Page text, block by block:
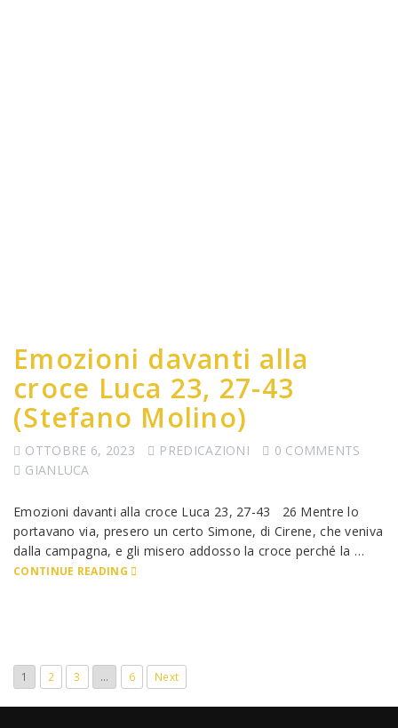
Emozioni davanti alla
croce Luca 23, 27-43
(Stefano Molino)
OTTOBRE 6, 2023 PREDICAZIONI
0 COMMENTS
GIANLUCA
Emozioni davanti alla croce Luca 23, 27-43 26 Mentre lo
portavano via, presero un certo Simone, di Cirene, che veniva
dalla campagna, e gli misero addosso la croce perché la …
CONTINUE READING
1 2 3 … 6 Next